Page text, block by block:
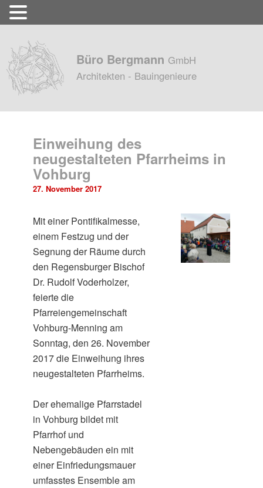
Büro Bergmann GmbH
Architekten - Bauingenieure
Einweihung des
neugestalteten Pfarrheims in
Vohburg
27. November 2017
Mit einer Pontifikalmesse,
einem Festzug und der
Segnung der Räume durch
den Regensburger Bischof
Dr. Rudolf Voderholzer,
feierte die
Pfarreiengemeinschaft
Vohburg-Menning am
Sonntag, den 26. November
2017 die Einweihung ihres
neugestalteten Pfarrheims.
Der ehemalige Pfarrstadel
in Vohburg bildet mit
Pfarrhof und
Nebengebäuden ein mit
einer Einfriedungsmauer
umfasstes Ensemble am